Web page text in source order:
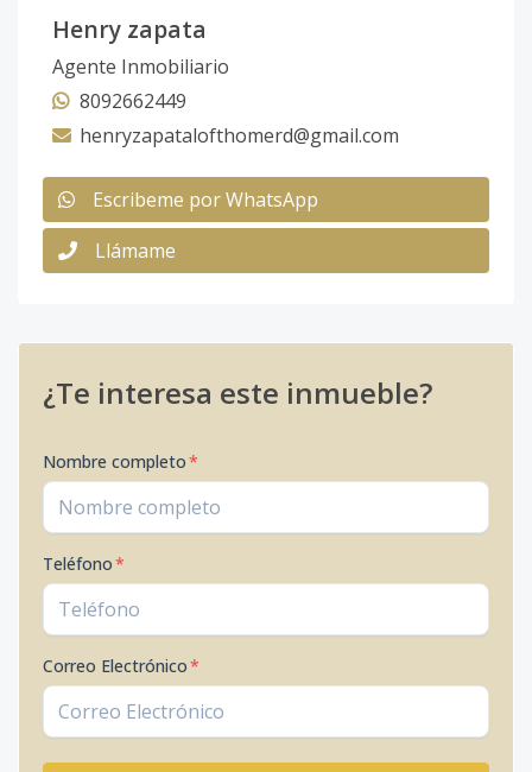
Henry zapata
Agente Inmobiliario
8092662449
henryzapatalofthomerd@gmail.com
Escribeme por WhatsApp
Llámame
¿Te interesa este inmueble?
Nombre completo*
Teléfono*
Correo Electrónico*